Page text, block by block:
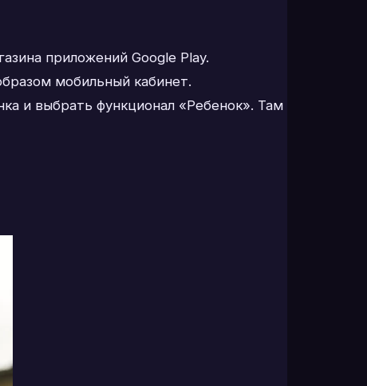
приложений Google Play.
мобильный кабинет.
и выбрать функционал «Ребенок». Там